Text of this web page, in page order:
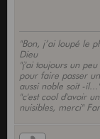
"Bon, j’ai loupé le
Dieu
"j'ai toujours un
pour faire passer
aussi noble soit -
"c'est cool d'avoir
nuisibles, merci"